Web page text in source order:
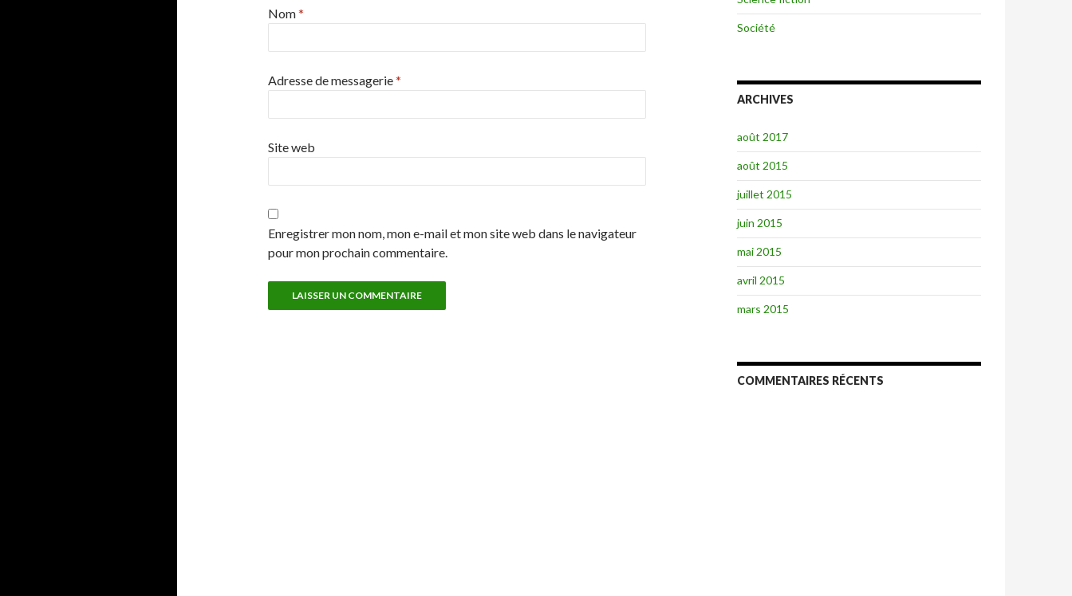
Nom*
Adresse de messagerie*
Site web
Enregistrer mon nom, mon e-mail et mon site web dans le navigateur
pour mon prochain commentaire.
Société
ARCHIVES
août 2017
août 2015
juillet 2015
juin 2015
mai 2015
avril 2015
mars 2015
COMMENTAIRES RÉCENTS